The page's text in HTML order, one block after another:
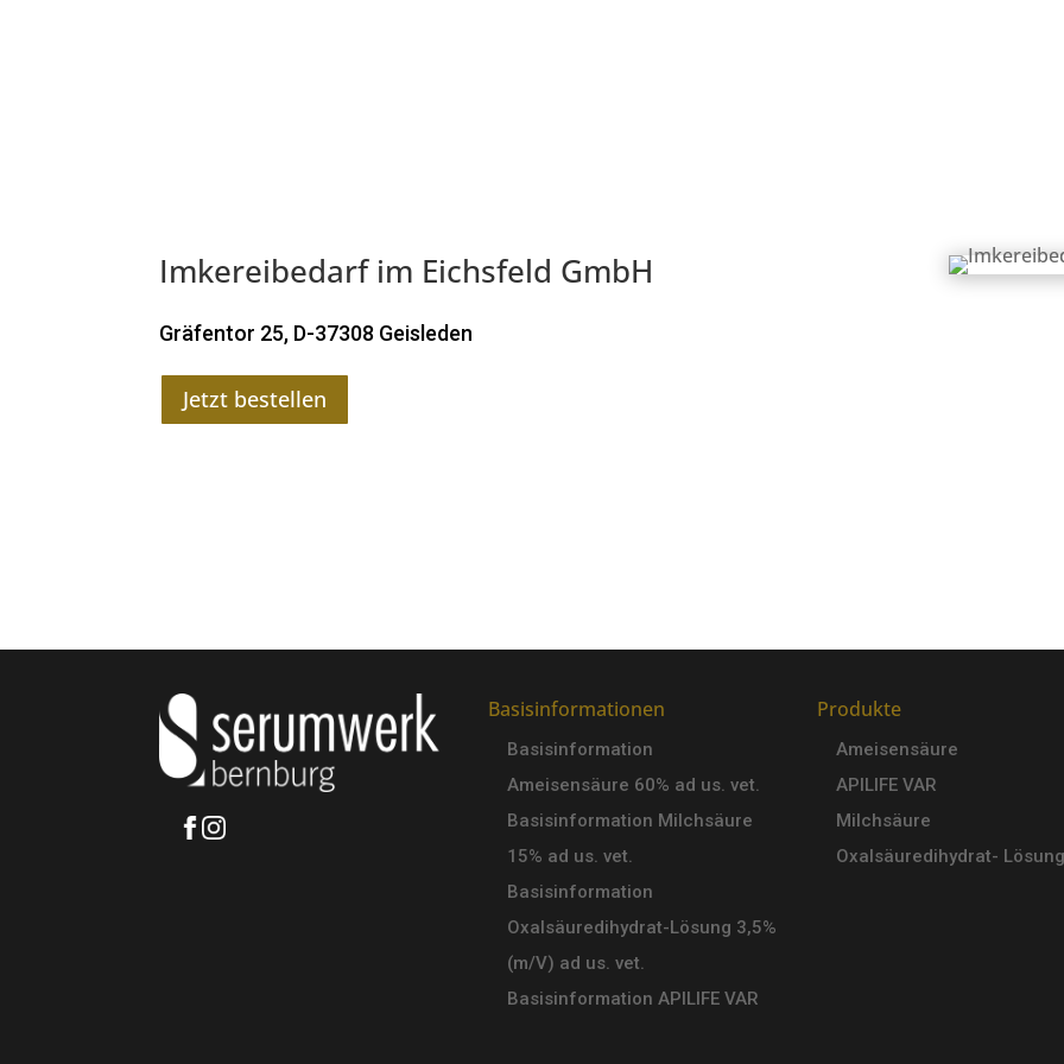
Imkereibedarf im Eichsfeld GmbH
Gräfentor 25, D-37308 Geisleden
Jetzt bestellen
Basisinformationen
Basisinformation
Ameisensäure 60% ad us. vet.
Basisinformation Milchsäure
15% ad us. vet.
Basisinformation
Oxalsäuredihydrat-Lösung 3,5%
(m/V) ad us. vet.
Basisinformation APILIFE VAR
Produkte
Ameisensäure
APILIFE VAR
Milchsäure
Oxalsäuredihydrat- Lösung